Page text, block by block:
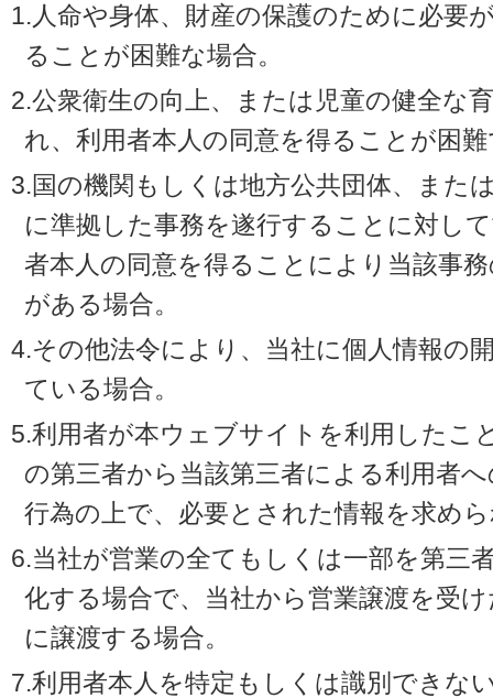
1.人命や身体、財産の保護のために必要
ることが困難な場合。
2.公衆衛生の向上、または児童の健全な
れ、利用者本人の同意を得ることが困
3.国の機関もしくは地方公共団体、また
に準拠した事務を遂行することに対し
者本人の同意を得ることにより当該事
がある場合。
4.その他法令により、当社に個人情報の
ている場合。
5.利用者が本ウェブサイトを利用したこ
の第三者から当該第三者による利用者
行為の上で、必要とされた情報を求め
6.当社が営業の全てもしくは一部を第三
化する場合で、当社から営業譲渡を受
に譲渡する場合。
7.利用者本人を特定もしくは識別できな